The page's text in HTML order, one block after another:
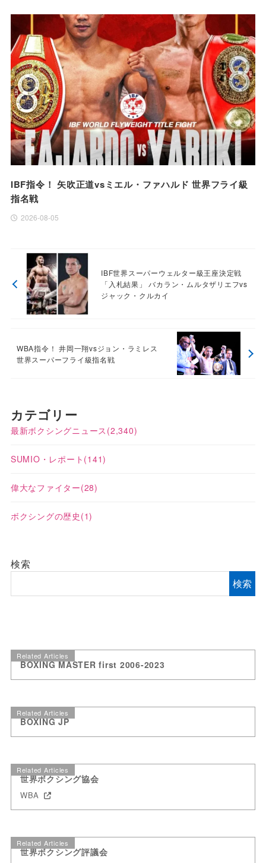
IBF指令！ 矢吹正道vsミエル・ファハルド 世界フライ級
指名戦
2026-08-05
IBF世界スーパーウェルター級王座決定戦
「入札結果」 バカラン・ムルタザリエフvs
ジャック・クルカイ
WBA指令！ 井岡一翔vsジョン・ラミレス
世界スーパーフライ級指名戦
カテゴリー
最新ボクシングニュース (2,340)
SUMIO・レポート (141)
偉大なファイター(28)
ボクシングの歴史 (1)
検索
検索
Related Articles
BOXING MASTER first 2006-2023
Related Articles
BOXING JP
Related Articles
世界ボクシング協会
WBA
Related Articles
世界ボクシング評議会